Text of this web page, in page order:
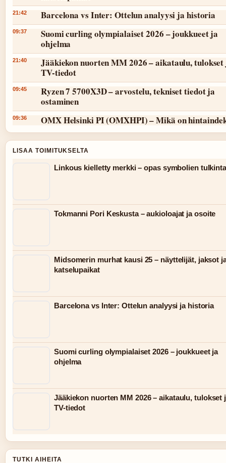
21:42 Barcelona vs Inter: Ottelun analyysi ja historia
09:37
Suomi curling olympialaiset 2026 – joukkueet ja
ohjelma
21:40
Jääkiekon nuorten MM 2026 – aikataulu,
TV-tiedot
09:45
Ryzen 7 5700X3D – arvostelu, tekniset tiedot ja
ostaminen
09:36 OMX Helsinki PI (OMXHPI) – Mikä on
LISAA TOIMITUKSELTA
Linkous kielletty merkki – opas symbolien
Tokmanni Pori Keskusta – aukioloajat ja osoite
Midsomerin murhat kausi 25 – näyttelijät, jaksot
katselupaikat
Barcelona vs Inter: Ottelun analyysi ja historia
Suomi curling olympialaiset 2026 – joukkueet ja
ohjelma
Jääkiekon nuorten MM 2026 – aikataulu, tulokset
TV-tiedot
TUTKI AIHEITA